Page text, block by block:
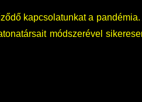
kapcsolatunkat a
módszerével